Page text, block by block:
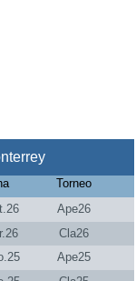
Torneo
Ape26
Cla26
Ape25